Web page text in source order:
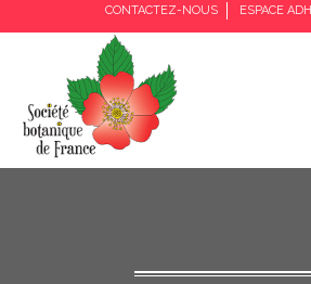
CONTACTEZ-NOUS ESPACE